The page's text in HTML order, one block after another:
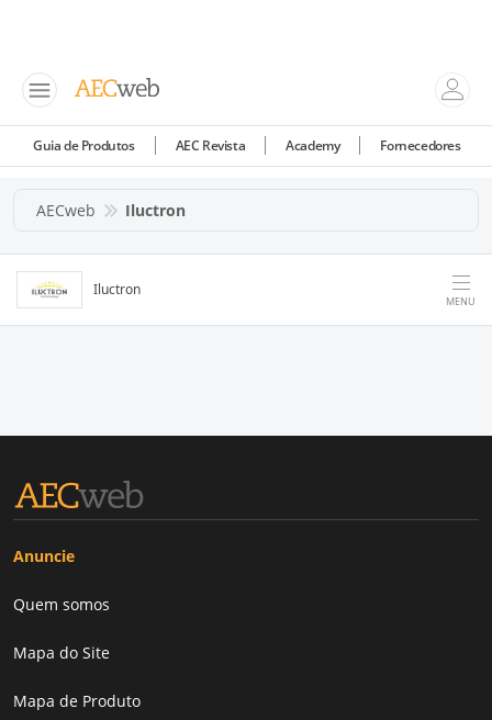
Guia de Produtos AEC Revista Academy Fornecedores
AECweb Iluctron
Iluctron
MENU
Anuncie
Quem somos
Mapa do Site
Mapa de Produto